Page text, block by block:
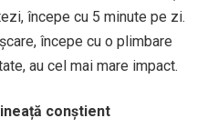
începe cu 5 minute pe zi.
începe cu o plimbare
au cel mai mare impact.
conștient